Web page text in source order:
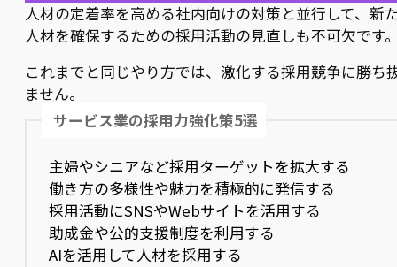
人材の定着率を高める社内向けの対策と並行して、新
人材を確保するための採用活動の見直しも不可欠です
これまでと同じやり方では、激化する採用競争に勝ち
ません。
サービス業の採用力強化策5選
主婦やシニアなど採用ターゲットを拡大する
働き方の多様性や魅力を積極的に発信する
採用活動にSNSやWebサイトを活用する
助成金や公的支援制度を利用する
AIを活用して人材を採用する